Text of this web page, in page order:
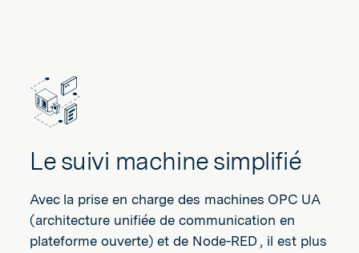
Le suivi machine simplifié
Avec la prise en charge des machines OPC UA
(architecture unifiée de communication en
plateforme ouverte) et de Node-RED , il est plus